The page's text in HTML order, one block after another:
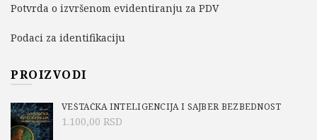
Potvrda o izvršenom evidentiranju za PDV
Podaci za identifikaciju
PROIZVODI
VEŠTAČKA INTELIGENCIJA I SAJBER BEZBEDNOST
1.100,00 RSD